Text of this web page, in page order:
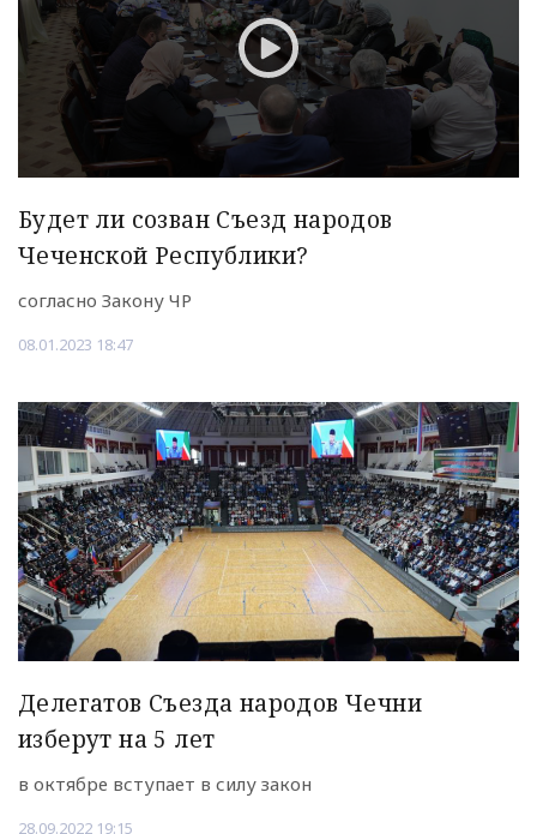
Будет ли созван Съезд народов
Чеченской Республики?
согласно Закону ЧР
08.01.2023 18:47
Делегатов Съезда народов Чечни
изберут на 5 лет
в октябре вступает в силу закон
28.09.2022 19:15